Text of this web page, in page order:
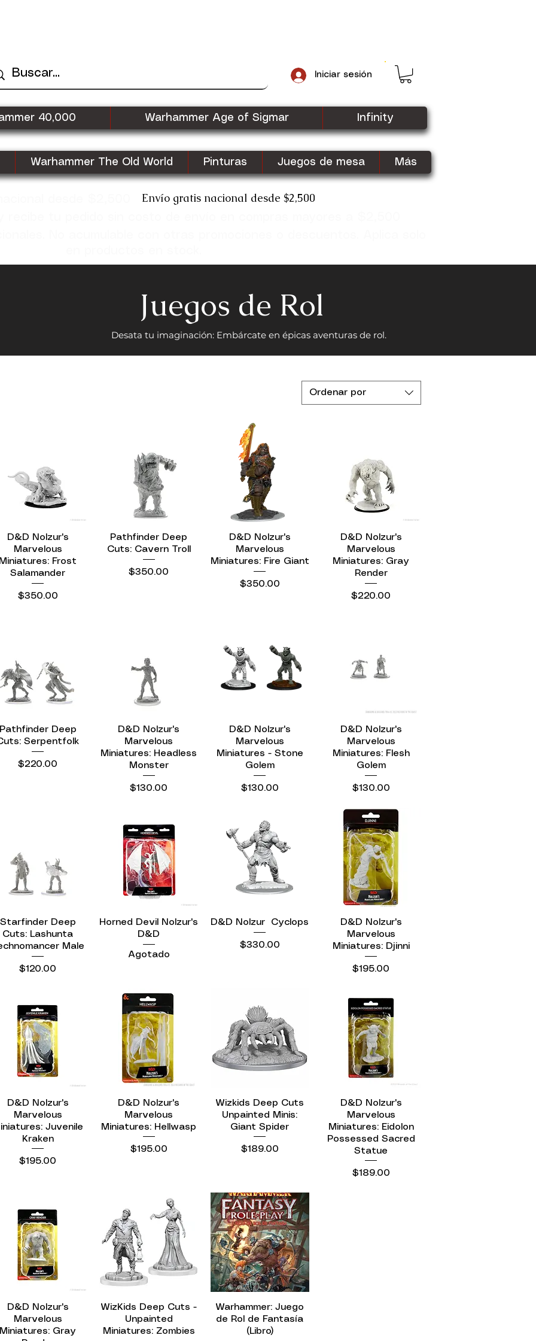
Iniciar sesión
40,000 Warhammer Age of Sigmar Infinity
Warhammer The Old World Pinturas Juegos de mesa Más
Envío gratis nacional desde $2,500
Juegos de Rol
Desata tu imaginación: Embárcate en épicas aventuras de rol.
Ordenar por
Vista rápida
D&D Nolzur's
Marvelous
Frost
Salamander
Precio
$350.00
Vista rápida
Pathfinder Deep
Cuts: Cavern Troll
Precio
$350.00
Vista rápida
D&D Nolzur's
Marvelous
Miniatures: Fire Giant
Precio
$350.00
Vista rápida
D&D Nolzur's
Marvelous
Miniatures: Gray
Render
Precio
$220.00
Vista rápidaDeep
Serpentfolk
Precio
$220.00
Vista rápida
D&D Nolzur's
Marvelous
Miniatures: Headless
Monster
Precio
$130.00
Vista rápida
D&D Nolzur's
Marvelous
Miniatures - Stone
Golem
Precio
$130.00
Vista rápida
D&D Nolzur's
Marvelous
Miniatures: Flesh
Golem
Precio
$130.00
Vista rápida
Starfinder Deep
Cuts: Lashunta
Male
Precio
$120.00
Vista rápida
Horned Devil Nolzur's
D&D
Agotado
Vista rápida
D&D Nolzur Cyclops
Precio
$330.00
Vista rápida
D&D Nolzur's
Marvelous
Miniatures: Djinni
Precio
$195.00
Vista rápida
D&D Nolzur's
Marvelous
Juvenile
Kraken
Precio
$195.00
Vista rápida
D&D Nolzur's
Marvelous
Miniatures: Hellwasp
Precio
$195.00
Vista rápida
Wizkids Deep Cuts
Unpainted Minis:
Giant Spider
Precio
$189.00
Vista rápida
D&D Nolzur's
Marvelous
Miniatures: Eidolon
Possessed Sacred
Statue
Precio
$189.00
Vista rápida
D&D Nolzur's
Marvelous
Miniatures: Gray
Vista rápida
WizKids Deep Cuts -
Unpainted
Miniatures: Zombies
Vista rápida
Warhammer: Juego
de Rol de Fantasía
(Libro)